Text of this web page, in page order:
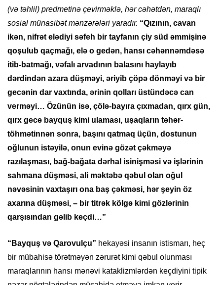
(və təhlil) predmetinə çevirməklə, hər cəhətdən, maraqlı
sosial münasibət mənzərələri yaradır. “Qızının, cavan
ikən, nifrət elədiyi səfeh bir tayfanın çiy süd əmmişinə
qoşulub qaçmağı, elə o gedən, hansı cəhənnəmdəsə
itib-batmağı, vəfalı arvadının balasını haylayıb
dərdindən azara düşməyi, əriyib çöpə dönməyi və bir
gecənin dar vaxtında, ərinin qolları üstündəcə can
verməyi… Özünün isə, çölə-bayıra çıxmadan, qırx gün,
qırx gecə bayquş kimi ulaması, uşaqların təhər-
töhmətinnən sonra, başını qatmaq üçün, dostunun
oğlunun istəyilə, onun evinə gözət çəkməyə
razılaşması, bağ-bağata dərhal isinişməsi və işlərinin
sahmana düşməsi, ali məktəbə qəbul olan oğul
nəvəsinin vaxtaşırı ona baş çəkməsi, hər şeyin öz
axarına düşməsi, – bir titrək kölgə kimi gözlərinin
qarşısından gəlib keçdi…”
“Bayquş və Qarovulçu” hekayəsi insanın istismarı, heç
bir mübahisə törətməyən zərurət kimi qəbul olunması
maraqlarının hansı mənəvi kataklizmlərdən keçdiyini tipik